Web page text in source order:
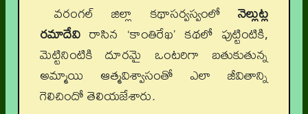
వరంగల్ జిల్లా కథాసర్వస్వంలో నెల్లుట్ల
రమాదేవి రాసిన ‘కాంతిరేఖ’ కథలో పుట్టింటికి,
మెట్టినింటికి దూరమై ఒంటరిగా బతుకుతున్న
అమ్మాయి ఆత్మవిశ్వాసంతో ఎలా జీవితాన్ని
గెలిచిందో తెలియజేశారు.